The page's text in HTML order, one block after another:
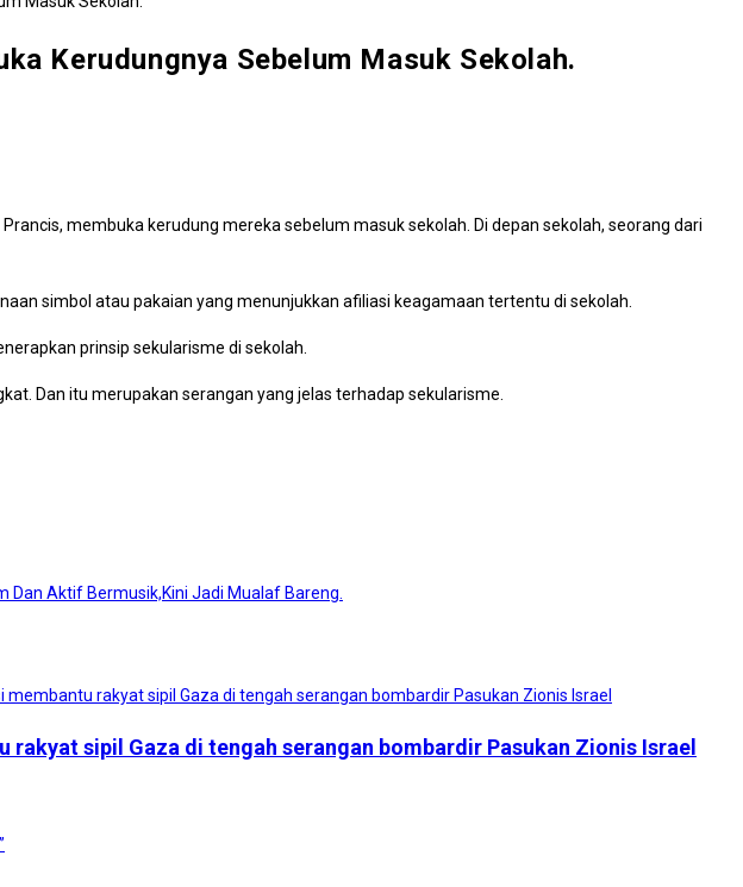
Kerudungnya Sebelum Masuk Sekolah.
membuka kerudung mereka sebelum masuk sekolah. Di depan sekolah, seorang dari
simbol atau pakaian yang menunjukkan afiliasi keagamaan tertentu di sekolah.
prinsip sekularisme di sekolah.
Dan itu merupakan serangan yang jelas terhadap sekularisme.
Dan Aktif Bermusik,Kini Jadi Mualaf Bareng.
sipil Gaza di tengah serangan bombardir Pasukan Zionis Israel